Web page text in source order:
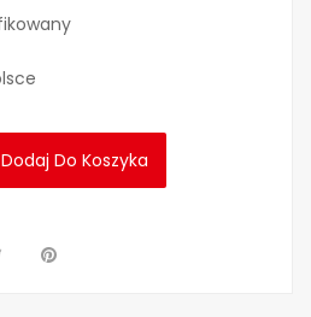
Dodaj Do Koszyka